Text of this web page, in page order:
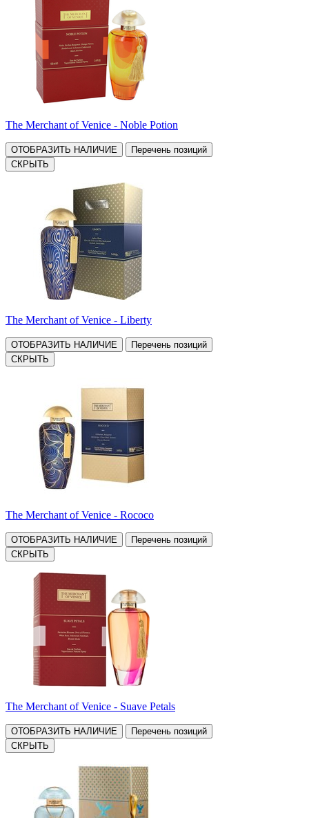
The Merchant of Venice - Noble Potion
ОТОБРАЗИТЬ НАЛИЧИЕ
Перечень позиций
СКРЫТЬ
The Merchant of Venice - Liberty
ОТОБРАЗИТЬ НАЛИЧИЕ
Перечень позиций
СКРЫТЬ
The Merchant of Venice - Rococo
ОТОБРАЗИТЬ НАЛИЧИЕ
Перечень позиций
СКРЫТЬ
The Merchant of Venice - Suave Petals
ОТОБРАЗИТЬ НАЛИЧИЕ
Перечень позиций
СКРЫТЬ